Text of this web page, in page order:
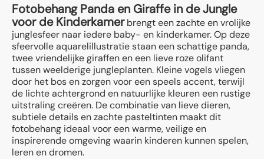
Fotobehang Panda en Giraffe in de Jungle
voor de Kinderkamerbrengt een zachte en vrolijke
junglesfeer naar iedere baby- en kinderkamer. Op deze
sfeervolle aquarelillustratie staan een schattige panda,
twee vriendelijke giraffen en een lieve roze olifant
tussen weelderige jungleplanten. Kleine vogels vliegen
door het bos en zorgen voor een speels accent, terwijl
de lichte achtergrond en natuurlijke kleuren een rustige
uitstraling creëren. De combinatie van lieve dieren,
subtiele details en zachte pasteltinten maakt dit
fotobehang ideaal voor een warme, veilige en
inspirerende omgeving waarin kinderen kunnen spelen,
leren en dromen.